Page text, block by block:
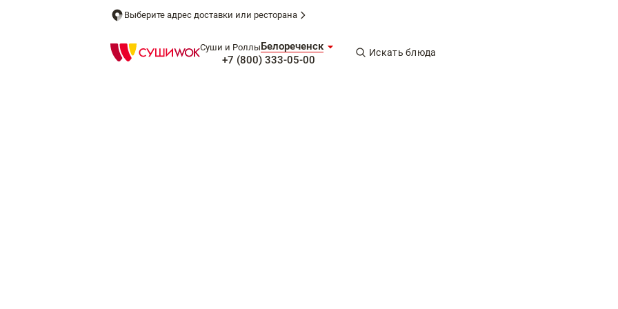
Выберите адрес доставки или ресторана
Суши и РоллыБелореченск
+7 (800) 333-05-00
Искать блюда